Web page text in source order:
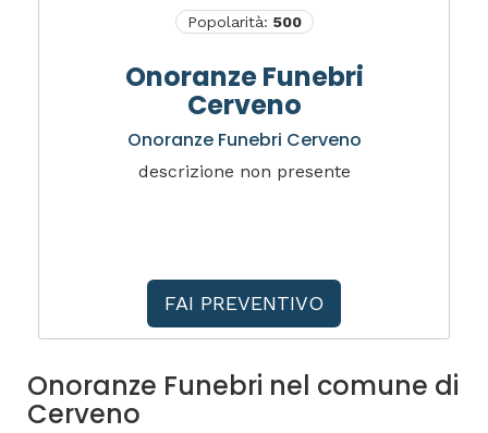
Popolarità: 500
Onoranze Funebri
Cerveno
Onoranze Funebri Cerveno
descrizione non presente
FAI PREVENTIVO
Onoranze Funebri nel comune di
Cerveno